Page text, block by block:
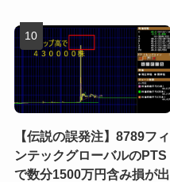
【伝説の誤発注】8789フィ
ンテックグローバルのPTS
で数分1500万円含み損が出